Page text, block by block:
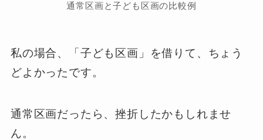
通常区画と子ども区画の比較例
私の場合、「子ども区画」を借りて、ちょう
どよかったです。
通常区画だったら、挫折したかもしれませ
ん。